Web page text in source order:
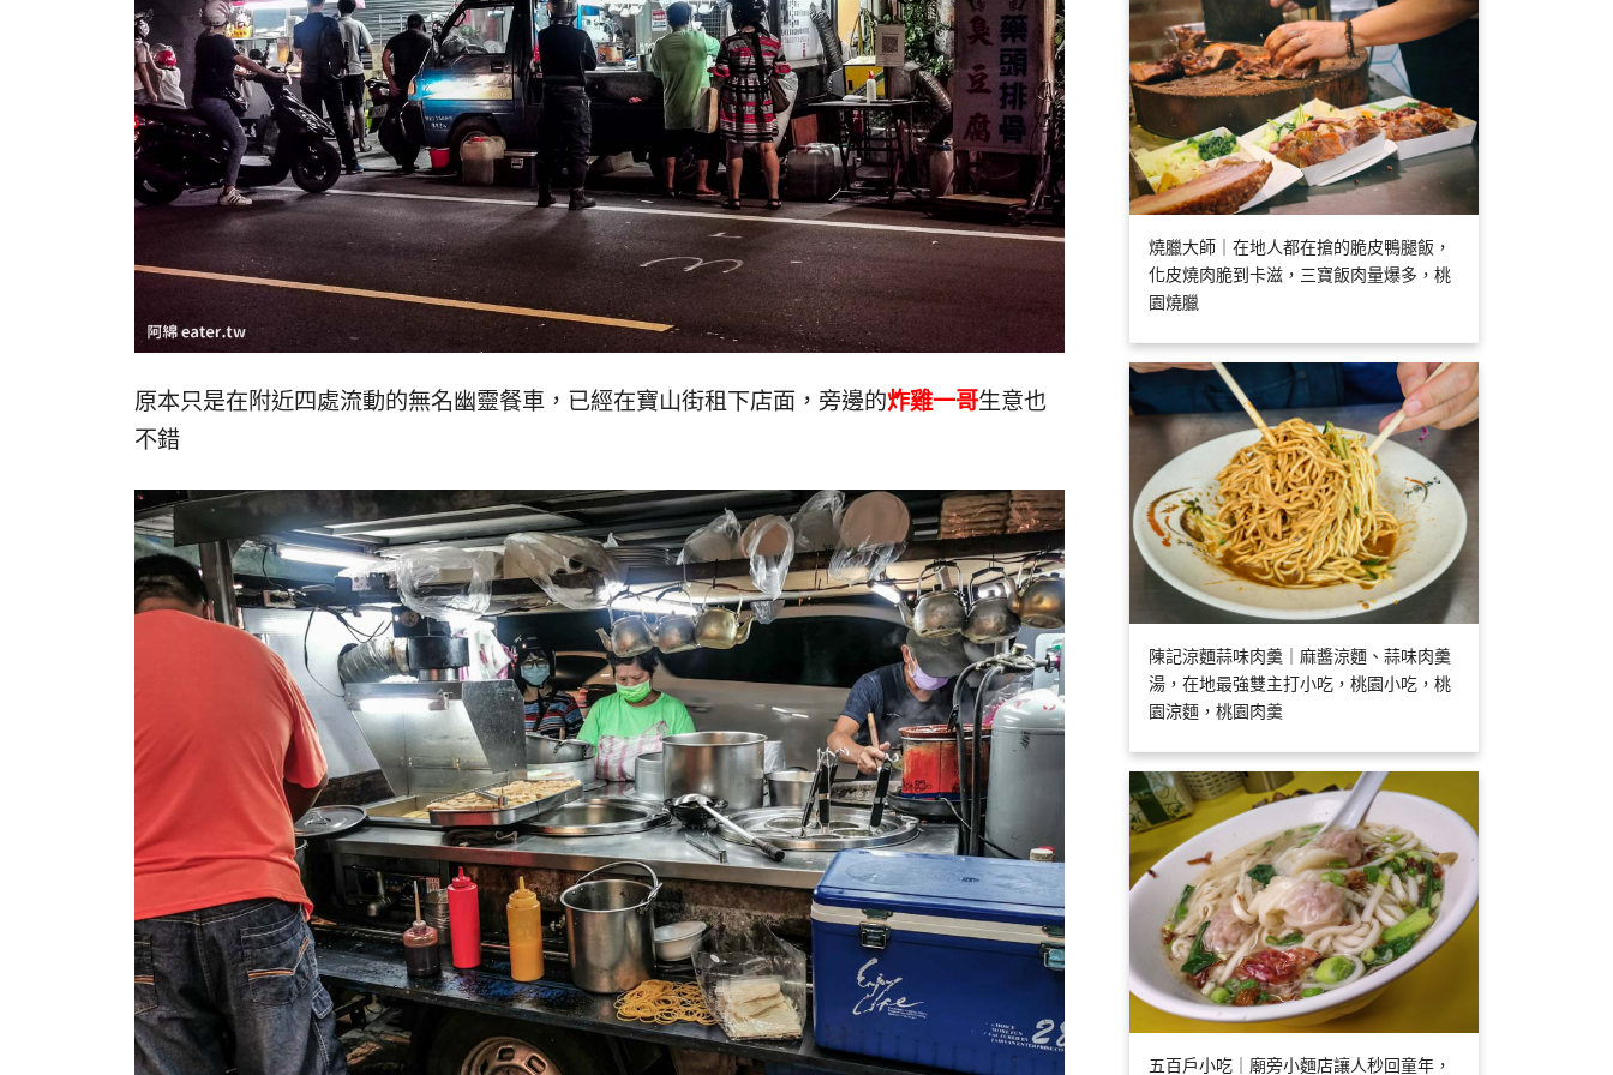
原本只是在附近四處流動的無名幽靈餐車，已經在寶山街租下店面，旁邊的炸雞一哥生意也
不錯
燒臘大師｜在地人都在搶的脆皮鴨腿飯，
化皮燒肉脆到卡滋，三寶飯肉量爆多，桃
園燒臘
陳記涼麵蒜味肉羹｜麻醬涼麵、蒜味肉羹
湯，在地最強雙主打小吃，桃園小吃，桃
園涼麵，桃園肉羹
五百戶小吃｜廟旁小麵店讓人秒回童年，